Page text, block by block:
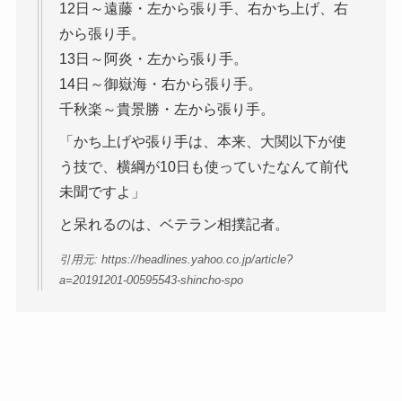
12日～遠藤・左から張り手、右かち上げ、右
から張り手。
13日～阿炎・左から張り手。
14日～御嶽海・右から張り手。
千秋楽～貴景勝・左から張り手。
「かち上げや張り手は、本来、大関以下が使
う技で、横綱が10日も使っていたなんて前代
未聞ですよ」
と呆れるのは、ベテラン相撲記者。
引用元: https://headlines.yahoo.co.jp/article?
a=20191201-00595543-shincho-spo